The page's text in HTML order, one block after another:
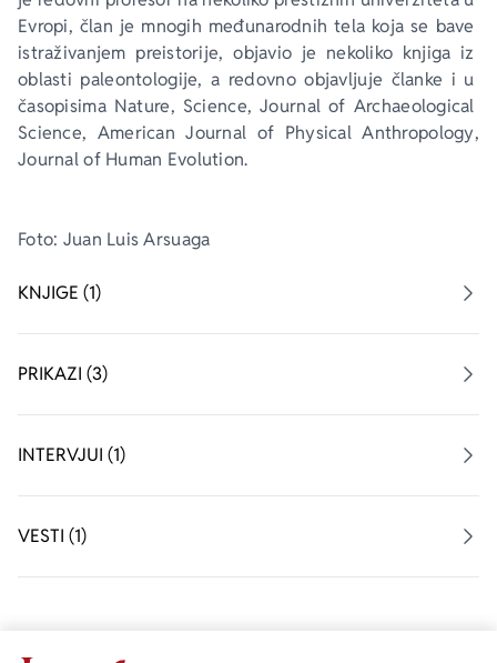
Evropi, član je mnogih međunarodnih tela koja se bave
istraživanjem preistorije, objavio je nekoliko knjiga iz
oblasti paleontologije, a redovno objavljuje članke i u
časopisima Nature, Science, Journal of Archaeological
Science, American Journal of Physical Anthropology,
Journal of Human Evolution.
Foto: Juan Luis Arsuaga
KNJIGE (1)
PRIKAZI (3)
INTERVJUI (1)
VESTI (1)